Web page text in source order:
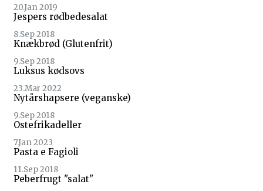
20.Jan 2019
Jespers rødbedesalat
8.Sep 2018
Knækbrød (Glutenfrit)
9.Sep 2018
Luksus kødsovs
23.Mar 2022
Nytårshapsere (veganske)
9.Sep 2018
Ostefrikadeller
7.Jan 2023
Pasta e Fagioli
11.Sep 2018
Peberfrugt "salat"